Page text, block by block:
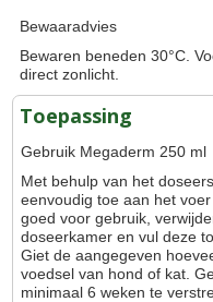
Bewaaradvies
Bewaren beneden 30°C.
direct zonlicht.
Toepassing
Gebruik Megaderm 250 ml
Met behulp van het
eenvoudig toe aan het
goed voor gebruik,
doseerkamer en vul deze
Giet de aangegeven
voedsel van hond of kat.
minimaal 6 weken te